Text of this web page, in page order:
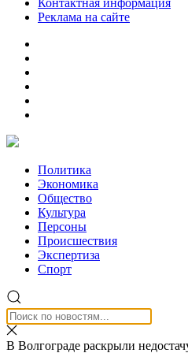
Контактная информация
Реклама на сайте
Политика
Экономика
Общество
Культура
Персоны
Происшествия
Экспертиза
Спорт
В Волгограде раскрыли